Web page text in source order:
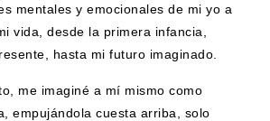
mentales y emocionales de mi yo a
vida, desde la primera infancia,
hasta mi futuro imaginado.
me imaginé a mí mismo como
empujándola cuesta arriba, solo